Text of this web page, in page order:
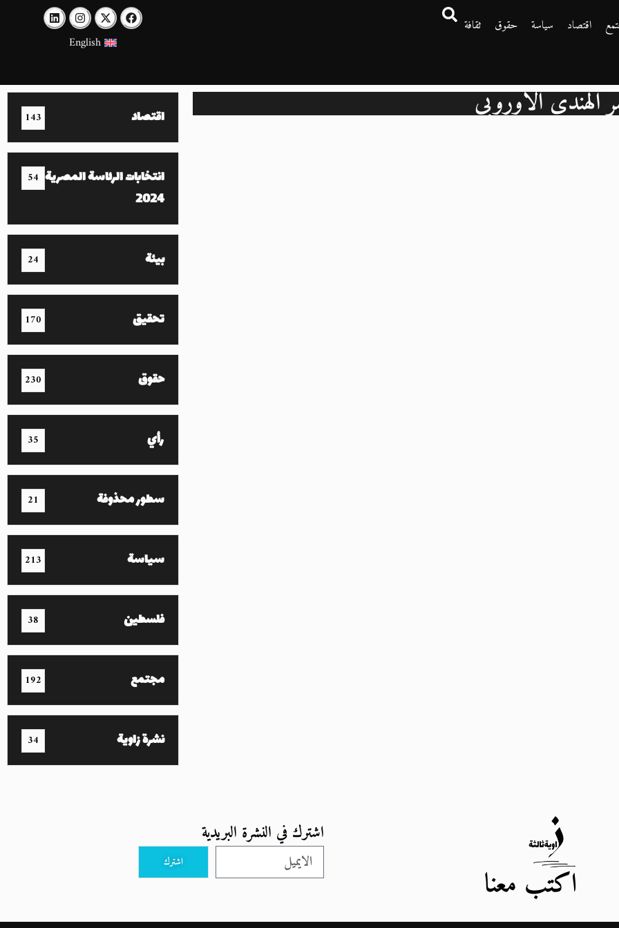
اقتصاد سياسة حقوق
ثقافة
English
الهندي الأوروبي اقتصاد 143
انتخابات الرئاسة المصرية
2024
54
بيئة 24
تحقيق 170
حقوق 230
رأي 35
سطور محذوفة 21
سياسة 213
فلسطين 38
مجتمع 192
نشرة زاوية 34
اكتب معنا
اشترك في النشرة البريدية
اشترك